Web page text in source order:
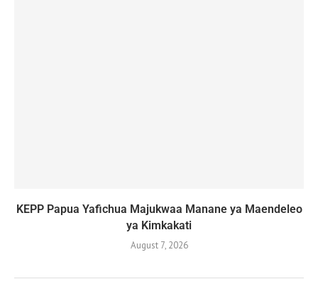
KEPP Papua Yafichua Majukwaa Manane ya Maendeleo
ya Kimkakati
August 7, 2026